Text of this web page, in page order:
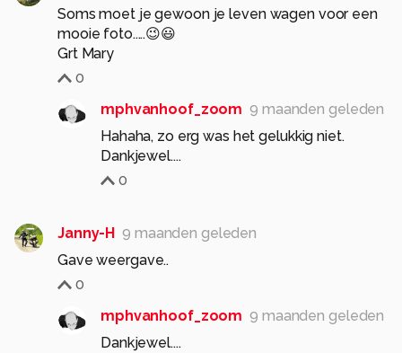
Soms moet je gewoon je leven wagen voor een
mooie foto.....😉😃
Grt Mary
0
mphvanhoof_zoom 9 maanden geleden
Hahaha, zo erg was het gelukkig niet.
Dankjewel....
0
Janny-H 9 maanden geleden
Gave weergave..
0
mphvanhoof_zoom 9 maanden geleden
Dankjewel....